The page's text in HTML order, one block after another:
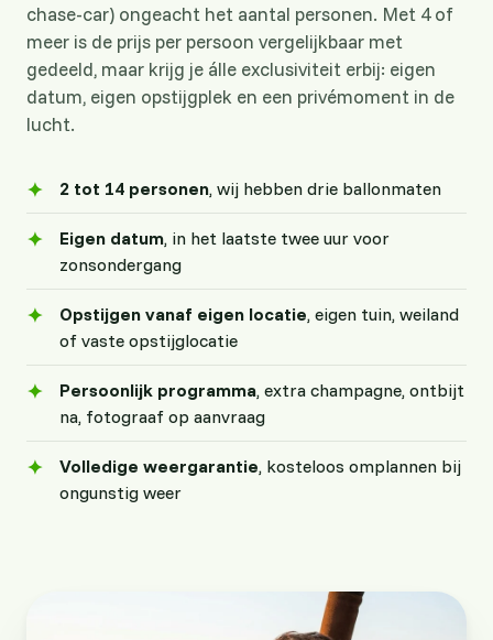
chase-car) ongeacht het aantal personen. Met 4 of
meer is de prijs per persoon vergelijkbaar met
gedeeld, maar krijg je álle exclusiviteit erbij: eigen
datum, eigen opstijgplek en een privémoment in de
lucht.
2 tot 14 personen, wij hebben drie ballonmaten
Eigen datum, in het laatste twee uur voor
zonsondergang
Opstijgen vanaf eigen locatie, eigen tuin, weiland
of vaste opstijglocatie
Persoonlijk programma, extra champagne, ontbijt
na, fotograaf op aanvraag
Volledige weergarantie, kosteloos omplannen bij
ongunstig weer